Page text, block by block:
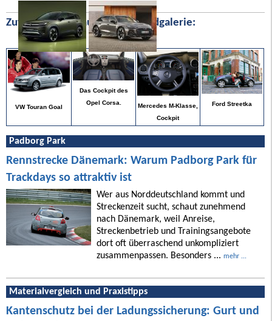
Zufällige Bilder aus unserer Bildgalerie:
VW Touran Goal
Das Cockpit des
Opel Corsa.
Mercedes M-Klasse,
Cockpit
Ford Streetka
Padborg Park
Rennstrecke Dänemark: Warum Padborg Park für
Trackdays so attraktiv ist
Wer aus Norddeutschland kommt und
Streckenzeit sucht, schaut zunehmend
nach Dänemark, weil Anreise,
Streckenbetrieb und Trainingsangebote
dort oft überraschend unkompliziert
zusammenpassen. Besonders ... mehr ...
Materialvergleich und Praxistipps
Kantenschutz bei der Ladungssicherung: Gurt und